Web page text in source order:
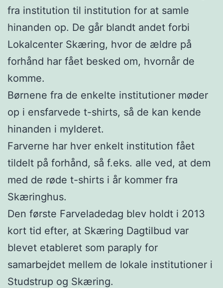
fra institution til institution for at samle
hinanden op. De går blandt andet forbi
Lokalcenter Skæring, hvor de ældre på
forhånd har fået besked om, hvornår de
komme.
Børnene fra de enkelte institutioner møder
op i ensfarvede t-shirts, så de kan kende
hinanden i mylderet.
Farverne har hver enkelt institution fået
tildelt på forhånd, så f.eks. alle ved, at dem
med de røde t-shirts i år kommer fra
Skæringhus.
Den første Farveladedag blev holdt i 2013
kort tid efter, at Skæring Dagtilbud var
blevet etableret som paraply for
samarbejdet mellem de lokale institutioner i
Studstrup og Skæring.